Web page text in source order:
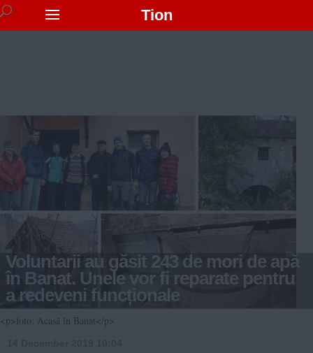
Tion
Voluntarii au găsit 243 de mori de apă
în Banat. Unele vor fi reparate pentru
a redeveni funcționale
<p>foto: Acasă în Banat</p>